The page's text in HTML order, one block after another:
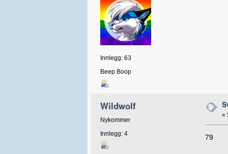
Innlegg: 63
Beep Boop
Wildwolf
Nykommer
Innlegg: 4
«
79